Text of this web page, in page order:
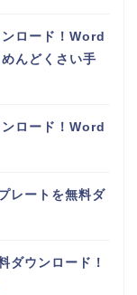
ロード！Word
んどくさい手
ロード！Word
レートを無料ダ
ダウンロード！